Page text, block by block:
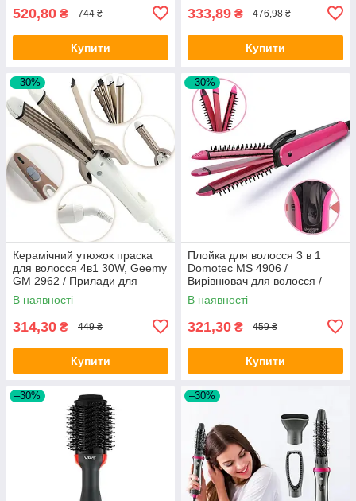
520,80 ₴ 744 ₴
Купити
333,89 ₴ 476,98 ₴
Купити
–30%
Керамічний утюжок праска
для волосся 4в1 30W, Geemy
GM 2962 / Прилади для
укладання волосся / Плойка
гофре / Щипці
В наявності
314,30 ₴ 449 ₴
Купити
–30%
Плойка для волосся 3 в 1
Domotec MS 4906 /
Вирівнювач для волосся /
Стайлер для волосся
В наявності
321,30 ₴ 459 ₴
Купити
–30% –30%